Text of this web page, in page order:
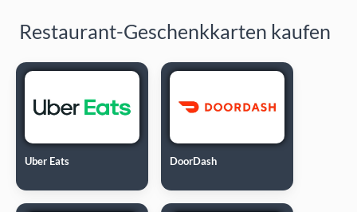
Restaurant-Geschenkkarten kaufen
Uber Eats DoorDash